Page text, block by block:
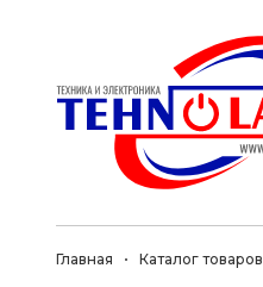
Главная Каталог товаров